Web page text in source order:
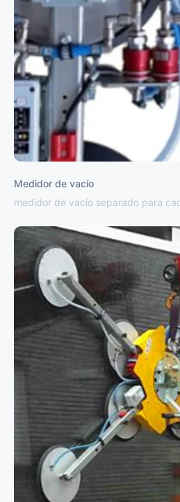
Medidor de vacío
medidor de vacío separado para